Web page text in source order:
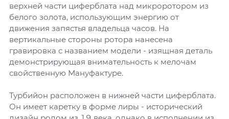
верхней части циферблата над микроротором из
белого золота, использующим энергию от
движения запястья владельца часов. На
вертикальные стороны ротора нанесена
гравировка с названием модели - изящная деталь
демонстрирующая внимательность к мелочам
свойственную Мануфактуре.
Турбийон расположен в нижней части циферблата.
Он имеет каретку в форме лиры - исторический